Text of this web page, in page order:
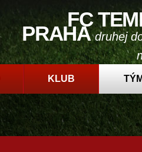
FC
PRAHAdruhej
KLUB